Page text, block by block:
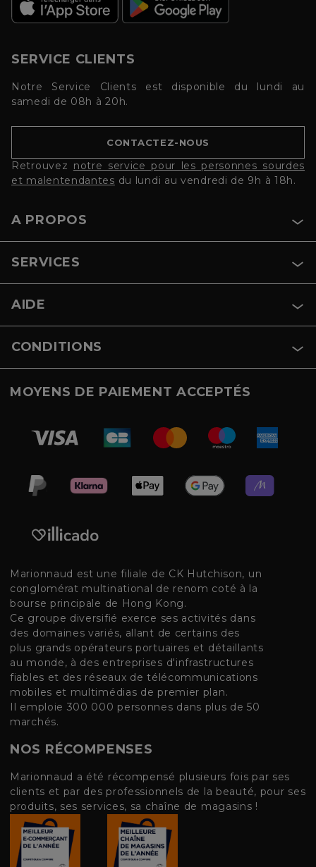
SERVICE CLIENTS
Notre Service Clients est disponible du lundi au
samedi de 08h à 20h.
CONTACTEZ-NOUS
Retrouvez notre service pour les personnes sourdes
et malentendantes du lundi au vendredi de 9h à 18h.
A PROPOS
SERVICES
AIDE
CONDITIONS
MOYENS DE PAIEMENT ACCEPTÉS
Marionnaud est une filiale de CK Hutchison, un
conglomérat multinational de renom coté à la
bourse principale de Hong Kong.
Ce groupe diversifié exerce ses activités dans
des domaines variés, allant de certains des
plus grands opérateurs portuaires et détaillants
au monde, à des entreprises d'infrastructures
fiables et des réseaux de télécommunications
mobiles et multimédias de premier plan.
Il emploie 300 000 personnes dans plus de 50
marchés.
NOS RÉCOMPENSES
Marionnaud a été récompensé plusieurs fois par ses
clients et par des professionnels de la beauté, pour ses
produits, ses services, sa chaîne de magasins !